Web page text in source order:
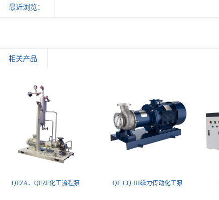
最近浏览：
相关产品
QFZA、QFZE化工流程泵 QF-CQ-IH磁力传动化工泵